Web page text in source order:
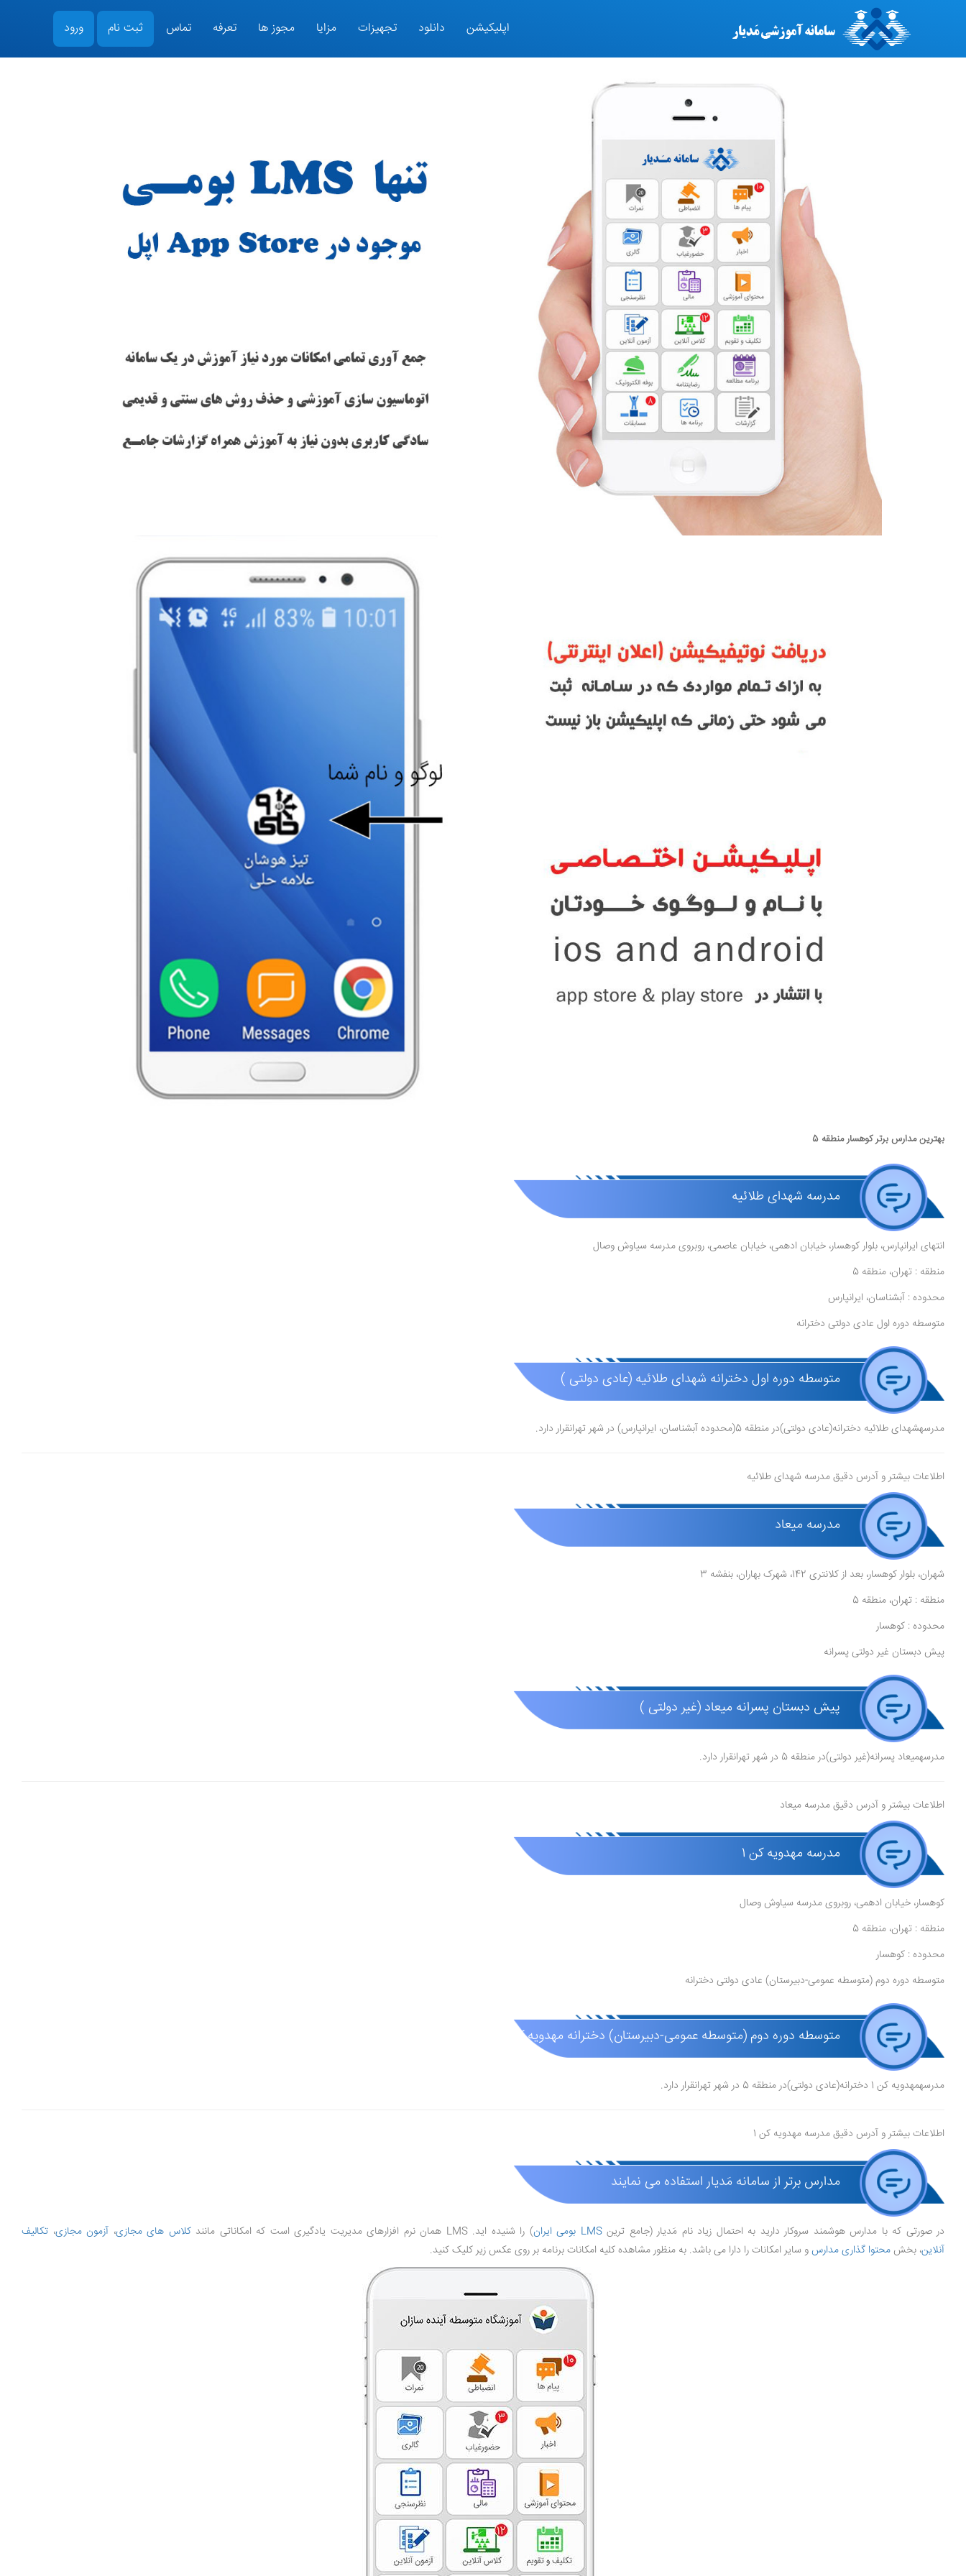
اپلیکیشن دانلود تجهیزات مزایا مجوز ها تعرفه تماس ثبت نام ورود
بهترین مدارس برتر کوهسار منطقه 5
مدرسه شهدای طلائیه
انتهای ایرانپارس، بلوار کوهسار، خیابان ادهمی، خیابان عاصمی، روبروی مدرسه سیاوش وصال
منطقه : تهران، منطقه 5
محدوده : آبشناسان، ایرانپارس
متوسطه دوره اول عادی دولتی دخترانه
متوسطه دوره اول دخترانه شهدای طلائیه (عادی دولتی )
مدرسهشهدای طلائیه دخترانه(عادی دولتی)در منطقه 5(محدوده آبشناسان، ایرانپارس) در شهر تهرانقرار دارد.
اطلاعات بیشتر و آدرس دقیق مدرسه شهدای طلائیه
مدرسه میعاد
شهران، بلوار کوهسار، بعد از کلانتری 142، شهرک بهاران، بنفشه 3
منطقه : تهران، منطقه 5
محدوده : کوهسار
پیش دبستان غیر دولتی پسرانه
پیش دبستان پسرانه میعاد (غیر دولتی )
مدرسهمیعاد پسرانه(غیر دولتی)در منطقه 5 در شهر تهرانقرار دارد.
اطلاعات بیشتر و آدرس دقیق مدرسه میعاد
مدرسه مهدویه کن 1
کوهسار، خیابان ادهمی، روبروی مدرسه سیاوش وصال
منطقه : تهران، منطقه 5
محدوده : کوهسار
متوسطه دوره دوم (متوسطه عمومی-دبیرستان) عادی دولتی دخترانه
متوسطه دوره دوم (متوسطه عمومی-دبیرستان) دخترانه مهدویه کن 1 (عادی دولتی )
مدرسهمهدویه کن 1 دخترانه(عادی دولتی)در منطقه 5 در شهر تهرانقرار دارد.
اطلاعات بیشتر و آدرس دقیق مدرسه مهدویه کن 1
مدارس برتر از سامانه مَدیار استفاده می نمایند
در صورتی که با مدارس هوشمند سروکار دارید به احتمال زیاد نام مَدیار (جامع ترینLMS بومی ایران ) را شنیده اید. LMS همان نرم افزارهای مدیریت یادگیری است که امکاناتی مانند کلاس های مجازی، آزمون مجازی، تکالیف
آنلاین، بخشمحتوا گذاری مدارسو سایر امکانات را دارا می باشد. به منظور مشاهده کلیه امکانات برنامه بر روی عکس زیر کلیک کنید.